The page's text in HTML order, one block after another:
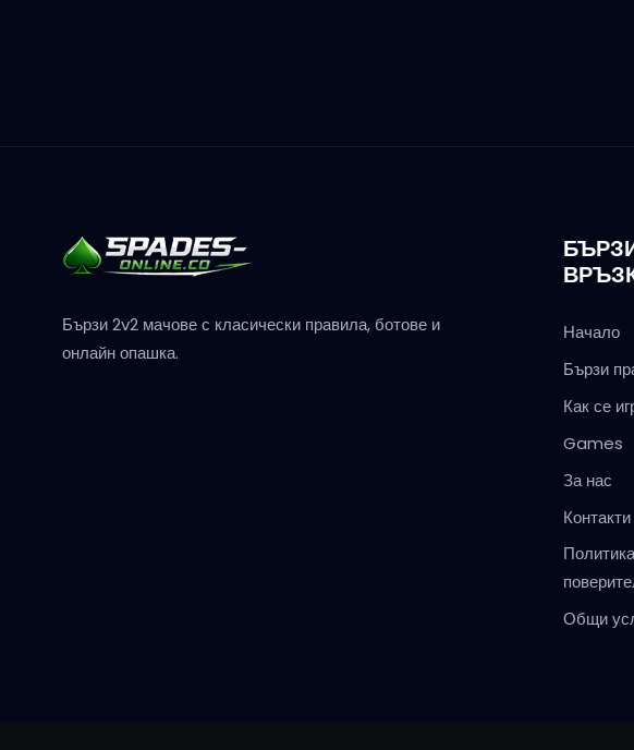
Бързи 2v2 мачове с класически правила, ботове и
онлайн опашка.
Начало
Бързи
Как се
Games
За нас
Контакти
Общи